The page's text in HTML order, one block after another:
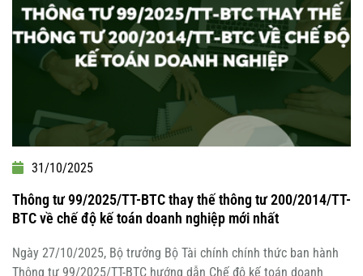
31/10/2025
Thông tư 99/2025/TT-BTC thay thế thông tư 200/2014/TT-
BTC về chế độ kế toán doanh nghiệp mới nhất
Ngày 27/10/2025, Bộ trưởng Bộ Tài chính chính thức ban hành
Thông tư 99/2025/TT-BTC hướng dẫn Chế độ kế toán doanh